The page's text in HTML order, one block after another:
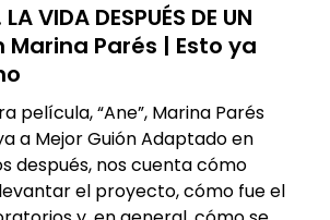
VIDA DESPUÉS DE UN
Marina Parés | Esto ya
película, “Ane”, Marina Parés
a Mejor Guión Adaptado en
después, nos cuenta cómo
el proyecto, cómo fue el